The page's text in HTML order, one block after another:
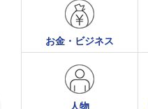
お金・ビジネス
人物